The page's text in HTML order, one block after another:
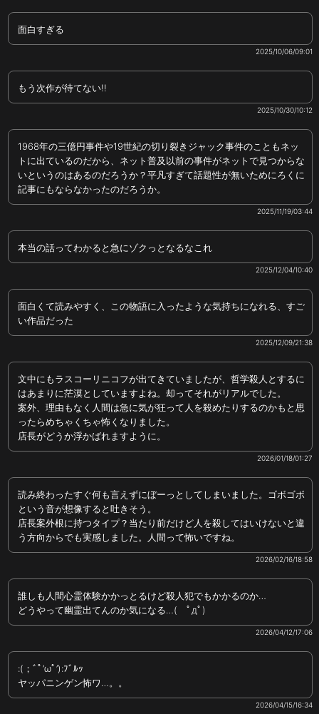
面白すぎる
2025/10/06/09:01
もう次作が待てない!!
2025/10/30/10:12
1968年の三億円事件や19世紀の切り裂きジャック事件のこともネッ
トに出ているのだから、ネット普及以前の事件がネットで見つからな
いというのはあるのだろうか？平凡すぎて話題性が無いためにろくに
記事にもならなかったのだろうか。
2025/11/19/03:44
本当の話ってわかると急にゾクっとなるなこれ
2025/12/04/10:40
面白くて読みやすく、この物語に入ったような気持ちになれる、すご
い作品だった
2025/12/09/21:38
文中にもラスコーリニコフが出てきていましたが、哲学殺人とするに
はあまりに茫漠としていますよね。却ってそれがリアルでした。
案外、理由もなく人間は急に気が狂って人を殺めたりするのかもと思
ったらめちゃくちゃ怖くなりました。
店長がどうか浮かばれますように。
2026/01/18/01:27
読み終わったすぐ何も言えずにぼーっとしてしまいました。ゴボゴボ
という音が想像すると吐きそう。
店長案外根に持つタイプ？当たり前だけど人を殺してはいけないと違
う方向からでも実感しました。人間って怖いですね。
2026/02/16/18:58
誰しも人間心霊体験かかっとるけど殺人犯でもかかるのか…
どうやって幽霊出てんのか気になる…( ﾟдﾟ)
2026/04/12/17:06
:(；ﾞﾟ’ωﾟ’):ﾌﾞﾙｯ
ヤッパニンゲン怖ワ…。。
2026/04/15/16:34